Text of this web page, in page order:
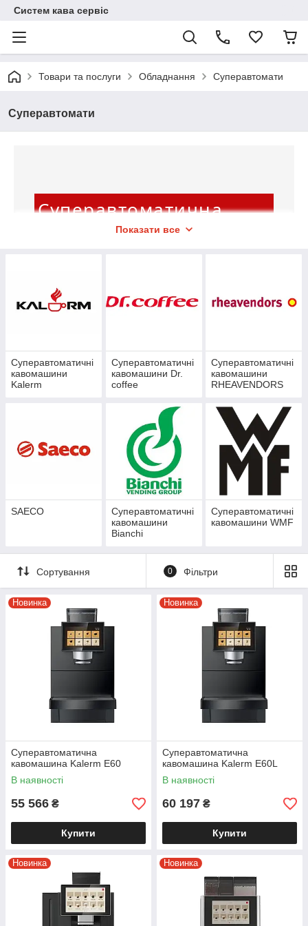
Систем кава сервіс
Товари та послуги Обладнання Суперавтомати
Суперавтомати
Суперавтоматична
кавоварка
знайти свою ідеальну модель! Нехай
смаком.
30 моделей на будь-який
смак та задачі
Надійні бренди – Kaffit,
Rheavendors, Gem, Saeco,
WMF, Bianchi, Dr. Coffee
все для вашої зручності
Показати все
Суперавтоматичні
кавомашини
Kalerm
Суперавтоматичні
кавомашини Dr.
coffee
Суперавтоматичні
кавомашини
RHEAVENDORS
SAECO
Суперавтоматичні
кавомашини
Bianchi
Суперавтоматичні
кавомашини WMF
Сортування 0 Фільтри
Новинка
Суперавтоматична
кавомашина Kalerm E60
В наявності
55 566 ₴
Купити
Новинка
Суперавтоматична
кавомашина Kalerm E60L
В наявності
60 197 ₴
Купити
Новинка Новинка